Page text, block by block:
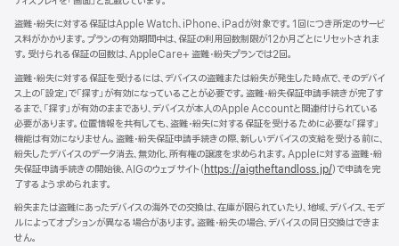
ド
ウ
で
き
ま
す）
イ
ン
ド
ウ
で
開
き
ま
す）
盗難・紛失に対する保証はApple Watch、iPhone、iPadが対象です。1回につき所定のサービ
ス料がかかります。プランの有効期間中は、保証の利用回数制限が12か月ごとにリセットされま
す。受けられる保証の回数は、AppleCare+ 盗難・紛失プランでは2回。
盗難・紛失に対する保証を受けるには、デバイスの盗難または紛失が発生した時点で、そのデバイ
ス上の「設定」で「探す」が有効になっていることが必要です。盗難・紛失保証申請手続きが完了す
るまで、「探す」が有効のままであり、デバイスが本人のApple Accountと関連付けられている
必要があります。位置情報を共有しても、盗難・紛失に対する保証を受けるために必要な「探す」
機能は有効になりません。盗難・紛失保証申請手続きの際、新しいデバイスの支給を受ける前に、
紛失したデバイスのデータ消去、無効化、所有権の譲渡を求められます。Appleに対する盗難・紛
失保証申請手続きの開始後、AIGのウェブサイト（https://aigtheftandloss.jp/）で申請を完
了するよう求められます。
紛失または盗難にあったデバイスの海外での交換は、在庫が限られていたり、地域、デバイス、モデ
ルによってオプションが異なる場合があります。盗難・紛失の場合、デバイスの同日交換はできま
せん。